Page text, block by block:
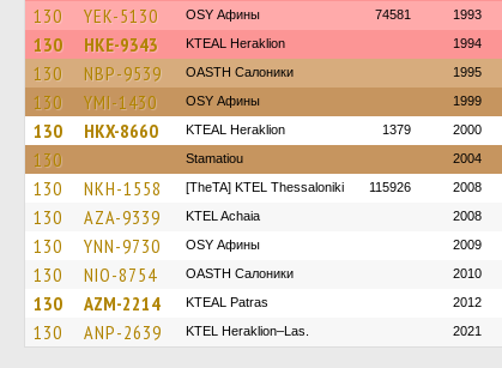
130 YEK-5130 OSY Афины 74581 1993
130 HKE-9343 KTEAL Heraklion 1994
130 NBP-9539 OASTH Салоники 1995
130 YMI-1430 OSY Афины 1999
130 HKX-8660 KTEAL Heraklion 1379 2000
130 Stamatiou 2004
130 NKH-1558 [TheTA] KTEL Thessaloniki 115926 2008
130 AZA-9339 KTEL Achaia 2008
130 YNN-9730 OSY Афины 2009
130 NIO-8754 OASTH Салоники 2010
130 AZM-2214 KTEAL Patras 2012
130 ANP-2639 KTEL Heraklion–Las. 2021